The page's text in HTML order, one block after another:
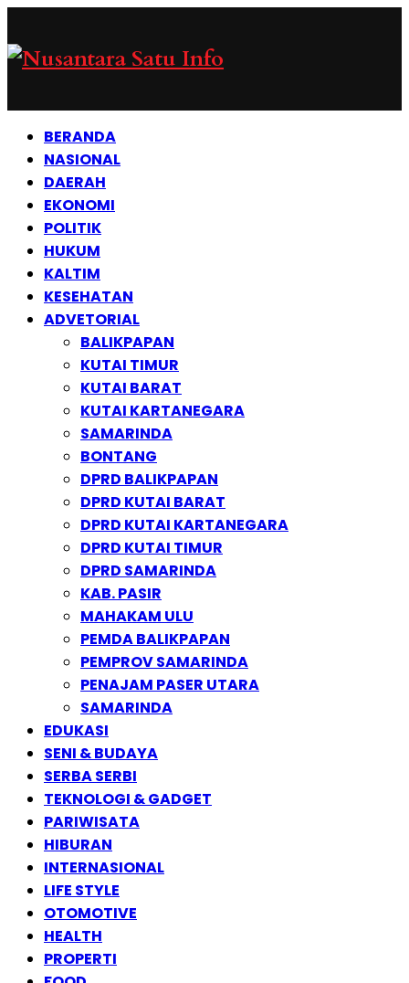
BERANDA
NASIONAL
DAERAH
EKONOMI
POLITIK
HUKUM
KALTIM
KESEHATAN
ADVETORIAL
BALIKPAPAN
KUTAI TIMUR
KUTAI BARAT
KUTAI KARTANEGARA
SAMARINDA
BONTANG
DPRD BALIKPAPAN
DPRD KUTAI BARAT
DPRD KUTAI KARTANEGARA
DPRD KUTAI TIMUR
DPRD SAMARINDA
KAB. PASIR
MAHAKAM ULU
PEMDA BALIKPAPAN
PEMPROV SAMARINDA
PENAJAM PASER UTARA
SAMARINDA
EDUKASI
SENI & BUDAYA
SERBA SERBI
TEKNOLOGI & GADGET
PARIWISATA
HIBURAN
INTERNASIONAL
LIFE STYLE
OTOMOTIVE
HEALTH
PROPERTI